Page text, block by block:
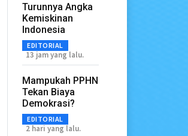
Turunnya Angka
Kemiskinan
Indonesia
EDITORIAL
13 jam yang lalu.
Mampukah PPHN
Tekan Biaya
Demokrasi?
EDITORIAL
2 hari yang lalu.